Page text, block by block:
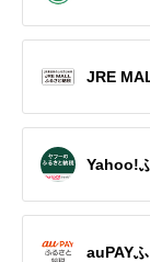
JRE
Yahoo!
auPAY